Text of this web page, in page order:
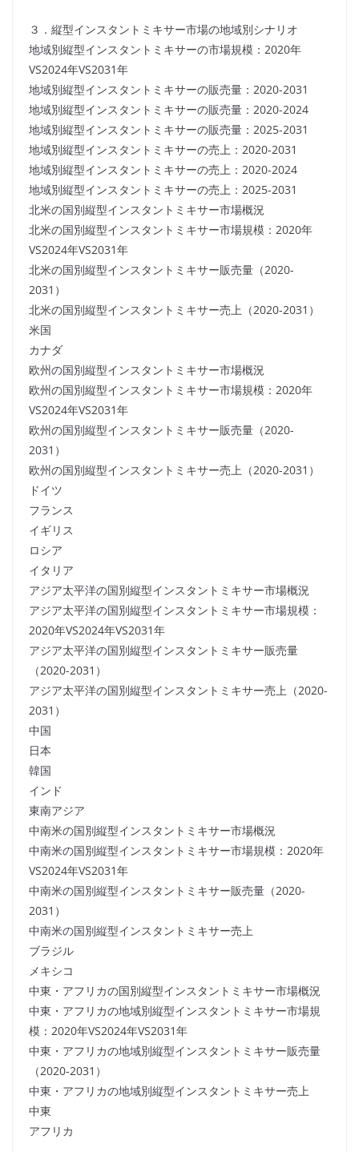
３．縦型インスタントミキサー市場の地域別シナリオ
地域別縦型インスタントミキサーの市場規模：2020年
VS2024年VS2031年
地域別縦型インスタントミキサーの販売量：2020-2031
地域別縦型インスタントミキサーの販売量：2020-2024
地域別縦型インスタントミキサーの販売量：2025-2031
地域別縦型インスタントミキサーの売上：2020-2031
地域別縦型インスタントミキサーの売上：2020-2024
地域別縦型インスタントミキサーの売上：2025-2031
北米の国別縦型インスタントミキサー市場概況
北米の国別縦型インスタントミキサー市場規模：2020年
VS2024年VS2031年
北米の国別縦型インスタントミキサー販売量（2020-
2031）
北米の国別縦型インスタントミキサー売上（2020-2031）
米国
カナダ
欧州の国別縦型インスタントミキサー市場概況
欧州の国別縦型インスタントミキサー市場規模：2020年
VS2024年VS2031年
欧州の国別縦型インスタントミキサー販売量（2020-
2031）
欧州の国別縦型インスタントミキサー売上（2020-2031）
ドイツ
フランス
イギリス
ロシア
イタリア
アジア太平洋の国別縦型インスタントミキサー市場概況
アジア太平洋の国別縦型インスタントミキサー市場規模：
2020年VS2024年VS2031年
アジア太平洋の国別縦型インスタントミキサー販売量
（2020-2031）
アジア太平洋の国別縦型インスタントミキサー売上（2020-
2031）
中国
日本
韓国
インド
東南アジア
中南米の国別縦型インスタントミキサー市場概況
中南米の国別縦型インスタントミキサー市場規模：2020年
VS2024年VS2031年
中南米の国別縦型インスタントミキサー販売量（2020-
2031）
中南米の国別縦型インスタントミキサー売上
ブラジル
メキシコ
中東・アフリカの国別縦型インスタントミキサー市場概況
中東・アフリカの地域別縦型インスタントミキサー市場規
模：2020年VS2024年VS2031年
中東・アフリカの地域別縦型インスタントミキサー販売量
（2020-2031）
中東・アフリカの地域別縦型インスタントミキサー売上
中東
アフリカ